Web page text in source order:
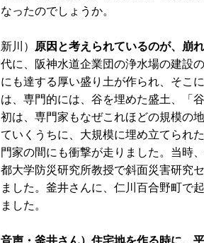
なったのでしょうか。
新川） 原因と考えられているのが、崩
代に、阪神水道企業団の浄水場の建設
にも達する厚い盛り土が作られ、そこ
は、専門的には、谷を埋めた盛土、「
初は、専門家もなぜこれほどの規模の
ていくうちに、大規模に埋め立てられ
門家の間にも衝撃が走りました。当時
都大学防災研究所教授で斜面災害研究
ました。釜井さんに、仁川百合野町で
ました。
音声・釜井さん）住宅地を作る時に、